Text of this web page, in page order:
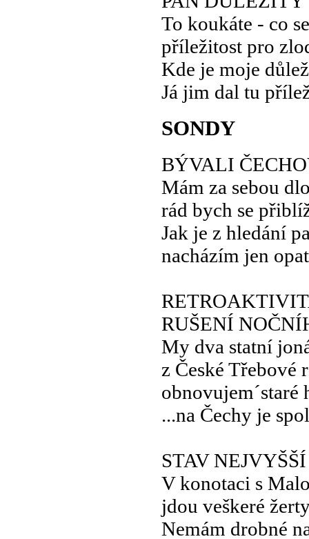
To koukáte - co
příležitost pro
Kde je moje
Já jim dal tu
SONDY
BÝVALI
Mám za sebou
rád bych se
Jak je z hledání
nacházím jen
RUŠENÍ
My dva statní
z České Třebové
obnovujem´staré
...na Čechy je
STAV
V konotaci s
jdou veškeré
Nemám drobné